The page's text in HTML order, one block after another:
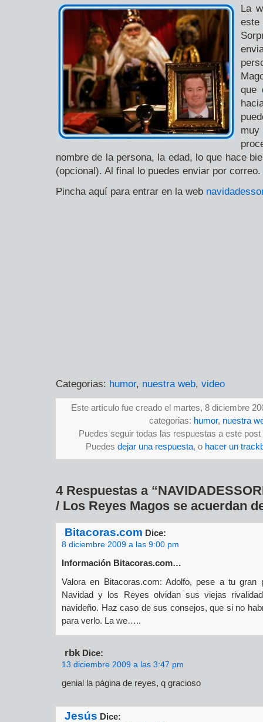
La
que
nombre de la persona, la edad, lo que hace
(opcional). Al final lo puedes enviar por correo.
Pincha aquí para entrar en la web
Categorias: humor, nuestra web, video
Este artículo fue creado el martes, 8 diciembre
categorias: humor, nuestra
Puedes seguir todas las respuestas a este
Puedes dejar una respuesta, o hacer un
4 Respuestas a
/ Los Reyes Magos se acuerdan
Bitacoras.com Dice:
8 diciembre 2009 a las 9:00 pm
Información Bitacoras.com…
Valora en Bitacoras.com: Adolfo, pese a tu gran
Navidad y los Reyes olvidan sus viejas
navideño. Haz caso de sus consejos, que si no
para verlo. La we…..
rbk Dice:
13 diciembre 2009 a las 3:47 pm
genial la página de reyes, q gracioso
Jesús Dice: